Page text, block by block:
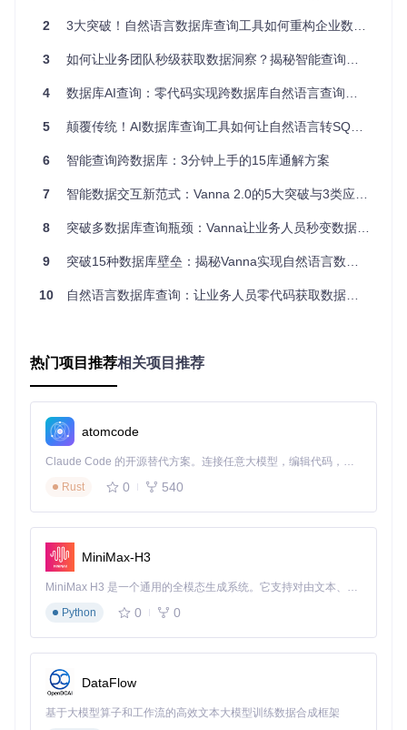
程分为自然语言解析、数据库适配和SQL执行与结果返回三
从训练数据中检索最相关的SQL示例，结合数据库元数据生成
用户意图解析， src/vanna/core/workflow/default.py处理查询
步骤2：初始化多数据库连接
from vanna.snowflake.sql_runner
# 初始化PostgreSQL连接
vn_pg = OpenAI_Chat(config={'api_key': 'YOUR_KEY'})
vn_pg.add_sql_runner(PostgresSQLRunner(dbname=
# 初始化Snowflake连接
vn_sf = OpenAI_Chat(config={'api_key': 'YOUR_KEY'
vn_sf.add_sql_runner(SnowflakeSQLRunner(account=
步骤3：自然语言查询与结果可视化
对不同数据库提问相同问题，Vanna会自动适配语法并返回结
果：
vn_pg.ask(
"近7天新增用户数"
验证Vanna的实战价值：性能对比与场景案例
2 3大突破！自然语言数据库查询工具如何重构企业数据交互模式
3 如何让业务团队秒级获取数据洞察？揭秘智能查询引擎的技术突破
4 数据库AI查询：零代码实现跨数据库自然语言查询的技术突破
5 颠覆传统！AI数据库查询工具如何让自然语言转SQL变得零门槛
6 智能查询跨数据库：3分钟上手的15库通解方案
7 智能数据交互新范式：Vanna 2.0的5大突破与3类应用场景
8 突破多数据库查询瓶颈：Vanna让业务人员秒变数据分析师的AI工具
9 突破15种数据库壁垒：揭秘Vanna实现自然语言数据查询的技术内幕
10 自然语言数据库查询：让业务人员零代码获取数据洞察的AI解决方案
热门项目推荐相关项目推荐
atomcode
Claude Code 的开源替代方案。连接任意大模型，编辑代码，运行命令，自动验证 — 全自动执行。用 Rust 构建，极致性能。 ｜ An open-source alternative to Claude Code. Connect any LLM, edit code, run commands, and verify changes — autonomously. Built in Rust for speed. Get Started
Rust
0 540
MiniMax-H3
MiniMax H3 是一个通用的全模态生成系统。它支持对由文本、图像、视频和音频组成的多模态上下文进行统一理解，并能生成分辨率高达 2K、时长可达 15 秒的带原生立体声音频的视频。得益于面向任务泛化的系统设计，H3 在预训练阶段就已具备广泛的多模态上下文理解与生成能力，能够出色地执行复杂的多模态指令。
Python
0 0
DataFlow
基于大模型算子和工作流的高效文本大模型训练数据合成框架